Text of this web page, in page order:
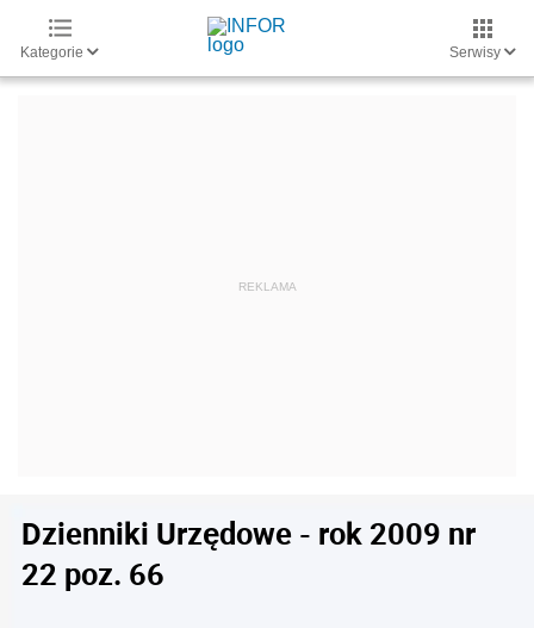
Kategorie Serwisy
Dzienniki Urzędowe - rok 2009 nr
22 poz. 66